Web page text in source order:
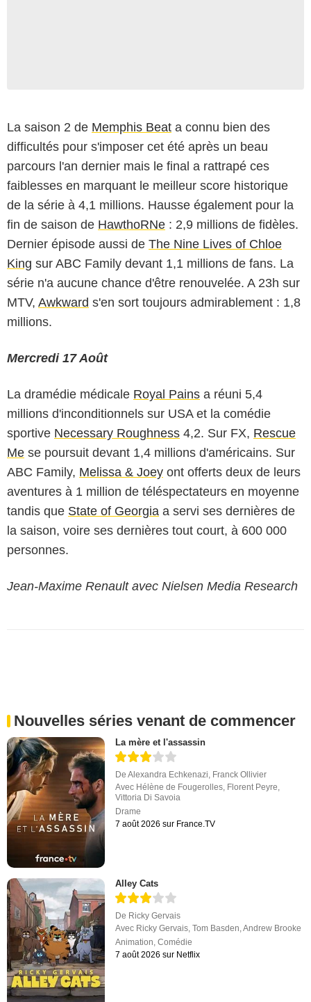
La saison 2 de Memphis Beat a connu bien des
difficultés pour s'imposer cet été après un beau
parcours l'an dernier mais le final a rattrapé ces
faiblesses en marquant le meilleur score historique
de la série à 4,1 millions. Hausse également pour la
fin de saison de HawthoRNe : 2,9 millions de fidèles.
Dernier épisode aussi de The Nine Lives of Chloe
King sur ABC Family devant 1,1 millions de fans. La
série n'a aucune chance d'être renouvelée. A 23h sur
MTV, Awkward s'en sort toujours admirablement : 1,8
millions.
Mercredi 17 Août
La dramédie médicale Royal Pains a réuni 5,4
millions d'inconditionnels sur USA et la comédie
sportive Necessary Roughness 4,2. Sur FX, Rescue
Me se poursuit devant 1,4 millions d'américains. Sur
ABC Family, Melissa & Joey ont offerts deux de leurs
aventures à 1 million de téléspectateurs en moyenne
tandis que State of Georgia a servi ses dernières de
la saison, voire ses dernières tout court, à 600 000
personnes.
Jean-Maxime Renault avec Nielsen Media Research
Nouvelles séries venant de commencer
La mère et l'assassin
DeAlexandra Echkenazi, Franck Ollivier
Avec Hélène de Fougerolles, Florent Peyre,
Vittoria Di Savoia
Drame
7 août 2026 sur France.TV
Alley Cats
De Ricky Gervais
Avec Ricky Gervais,Tom Basden,Andrew Brooke
Animation,Comédie
7 août 2026 sur Netflix